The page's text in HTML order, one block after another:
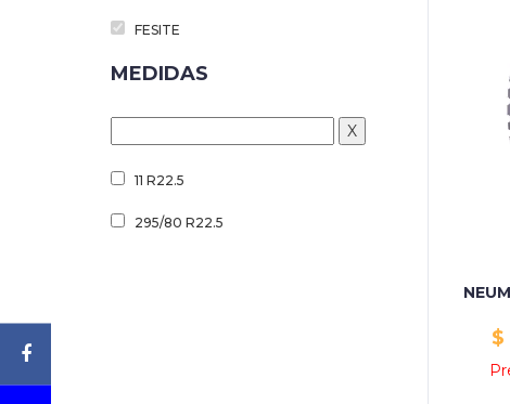
FESITE
MEDIDAS
X
11 R22.5
295/80 R22.5
$